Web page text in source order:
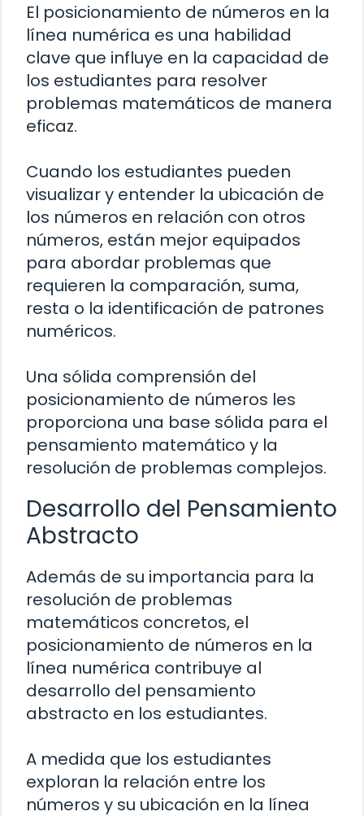
El posicionamiento de números en la
línea numérica es una habilidad
clave que influye en la capacidad de
los estudiantes para resolver
problemas matemáticos de manera
eficaz.
Cuando los estudiantes pueden
visualizar y entender la ubicación de
los números en relación con otros
números, están mejor equipados
para abordar problemas que
requieren la comparación, suma,
resta o la identificación de patrones
numéricos.
Una sólida comprensión del
posicionamiento de números les
proporciona una base sólida para el
pensamiento matemático y la
resolución de problemas complejos.
Desarrollo del Pensamiento
Abstracto
Además de su importancia para la
resolución de problemas
matemáticos concretos, el
posicionamiento de números en la
línea numérica contribuye al
desarrollo del pensamiento
abstracto en los estudiantes.
A medida que los estudiantes
exploran la relación entre los
números y su ubicación en la línea